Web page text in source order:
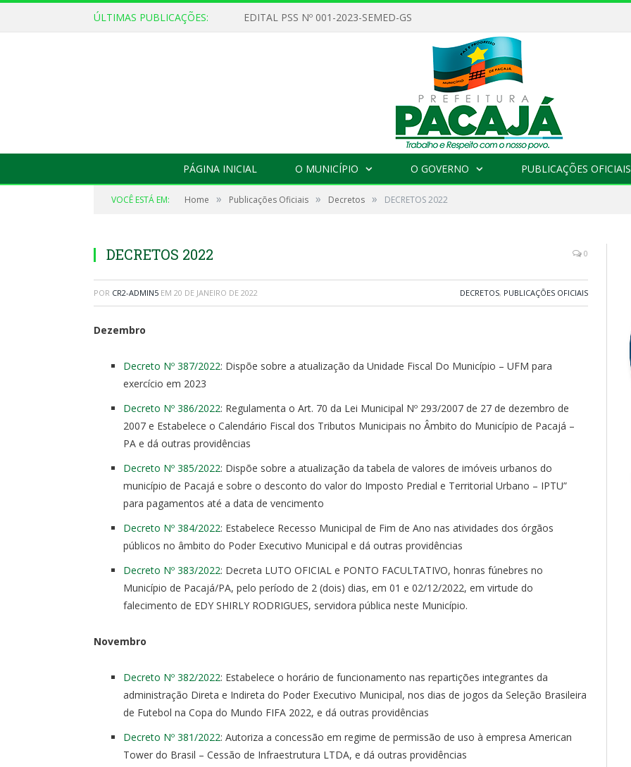
ÚLTIMAS PUBLICAÇÕES: EDITAL PSS Nº 001-2023-SEMED-GS
PÁGINA INICIAL O MUNICÍPIO O GOVERNO PUBLICAÇÕES OFICIAIS
VOCÊ ESTÁ EM: Home » Publicações Oficiais » Decretos » DECRETOS 2022
DECRETOS 2022 0
POR CR2-ADMIN5 EM 20 DE JANEIRO DE 2022 DECRETOS, PUBLICAÇÕES OFICIAIS
Dezembro
Decreto Nº 387/2022: Dispõe sobre a atualização da Unidade Fiscal Do Município – UFM para
exercício em 2023
Decreto Nº 386/2022: Regulamenta o Art. 70 da Lei Municipal Nº 293/2007 de 27 de dezembro de
2007 e Estabelece o Calendário Fiscal dos Tributos Municipais no Âmbito do Município de Pacajá –
PA e dá outras providências
Decreto Nº 385/2022: Dispõe sobre a atualização da tabela de valores de imóveis urbanos do
município de Pacajá e sobre o desconto do valor do Imposto Predial e Territorial Urbano – IPTU”
para pagamentos até a data de vencimento
Decreto Nº 384/2022: Estabelece Recesso Municipal de Fim de Ano nas atividades dos órgãos
públicos no âmbito do Poder Executivo Municipal e dá outras providências
Decreto Nº 383/2022: Decreta LUTO OFICIAL e PONTO FACULTATIVO, honras fúnebres no
Município de Pacajá/PA, pelo período de 2 (dois) dias, em 01 e 02/12/2022, em virtude do
falecimento de EDY SHIRLY RODRIGUES, servidora pública neste Município.
Novembro
Decreto Nº 382/2022: Estabelece o horário de funcionamento nas repartições integrantes da
administração Direta e Indireta do Poder Executivo Municipal, nos dias de jogos da Seleção Brasileira
de Futebol na Copa do Mundo FIFA 2022, e dá outras providências
Decreto Nº 381/2022: Autoriza a concessão em regime de permissão de uso à empresa American
Tower do Brasil – Cessão de Infraestrutura LTDA, e dá outras providências